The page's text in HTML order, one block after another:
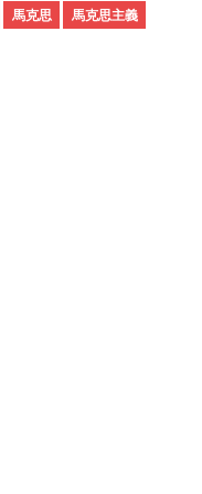
馬克思 馬克思主義